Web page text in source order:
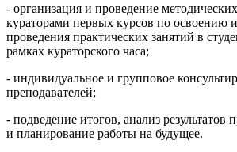
- организация и проведение
кураторами первых курсов по освоению
проведения практических занятий в
рамках кураторского часа;
- индивидуальное и групповое
преподавателей;
- подведение итогов, анализ результатов
и планирование работы на будущее.